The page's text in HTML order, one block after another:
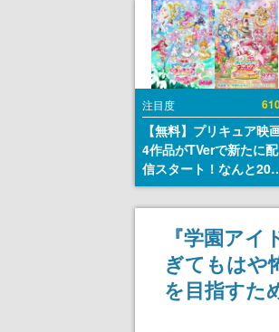
注目度
【無料】プリキュア映
4作品がTVerで新たに配
信スタート！なんと
年～2024年の映画ほぼ
べてが見放題に、ぶっ
ゃけありえないライン
『学園ア
ぎてもはや
を目指すた